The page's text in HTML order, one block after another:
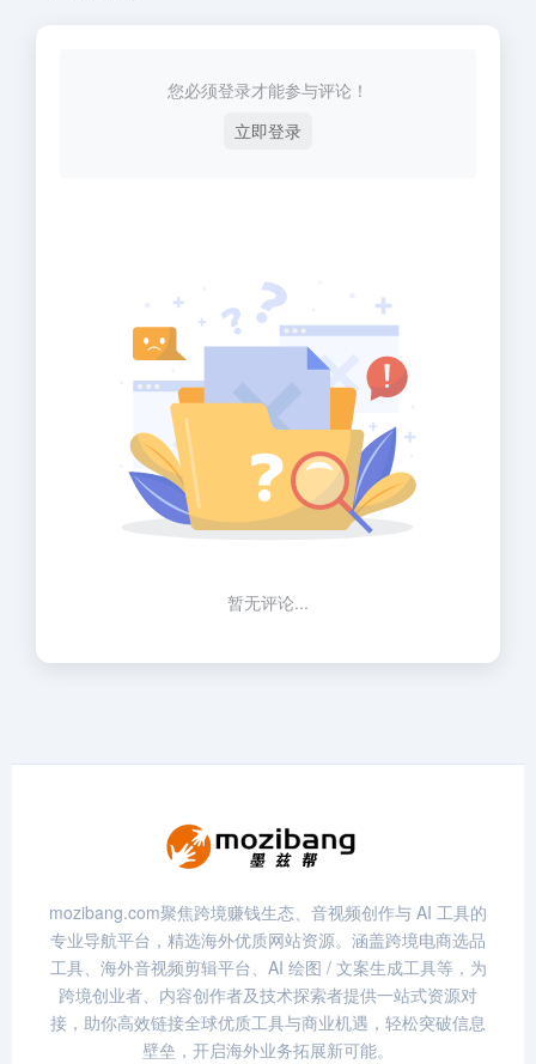
您必须登录才能参与评论！
立即登录
暂无评论...
mozibang.com聚焦跨境赚钱生态、音视频创作与 AI 工具的
专业导航平台，精选海外优质网站资源。涵盖跨境电商选品
工具、海外音视频剪辑平台、AI 绘图 / 文案生成工具等，为
跨境创业者、内容创作者及技术探索者提供一站式资源对
接，助你高效链接全球优质工具与商业机遇，轻松突破信息
壁垒，开启海外业务拓展新可能。